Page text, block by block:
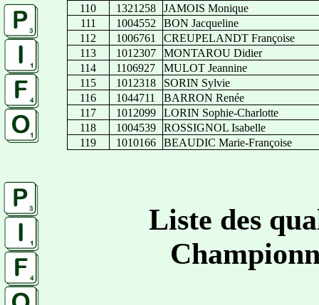
110
1321258
JAMOIS Monique
111
1004552
BON Jacqueline
112
1006761
CREUPELANDT Françoise
113
1012307
MONTAROU Didier
114
1106927
MULOT Jeannine
115
1012318
SORIN Sylvie
116
1044711
BARRON Renée
117
1012099
LORIN Sophie-Charlotte
118
1004539
ROSSIGNOL Isabelle
119
1010166 BEAUDIC Marie-Françoise
Liste des